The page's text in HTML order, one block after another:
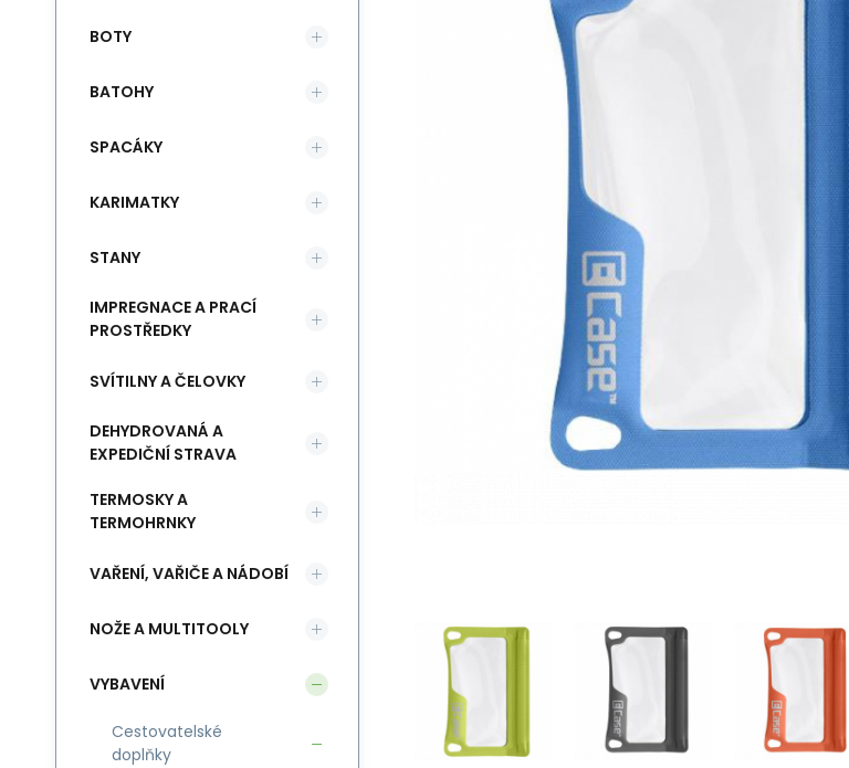
BOTY
BATOHY
SPACÁKY
KARIMATKY
STANY
IMPREGNACE A PRACÍ
PROSTŘEDKY
SVÍTILNY A ČELOVKY
DEHYDROVANÁ A
EXPEDIČNÍ STRAVA
TERMOSKY A
TERMOHRNKY
VAŘENÍ, VAŘIČE A NÁDOBÍ
NOŽE A MULTITOOLY
VYBAVENÍ
Cestovatelské
doplňky